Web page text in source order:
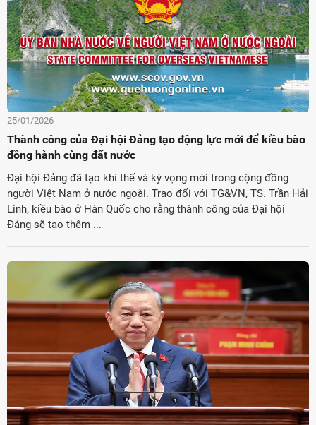
25/01/2026
Thành công của Đại hội Đảng tạo động lực mới để kiều bào
đồng hành cùng đất nước
Đại hội Đảng đã tạo khí thế và kỳ vọng mới trong cộng đồng
người Việt Nam ở nước ngoài. Trao đổi với TG&VN, TS. Trần Hải
Linh, kiều bào ở Hàn Quốc cho rằng thành công của Đại hội
Đảng sẽ tạo thêm ...